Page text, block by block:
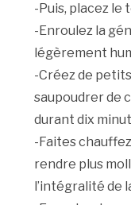
-Puis, placez le
-Enroulez la
légèrement
-Créez de
saupoudrer de
durant dix
-Faites
rendre plus
l’intégralité de